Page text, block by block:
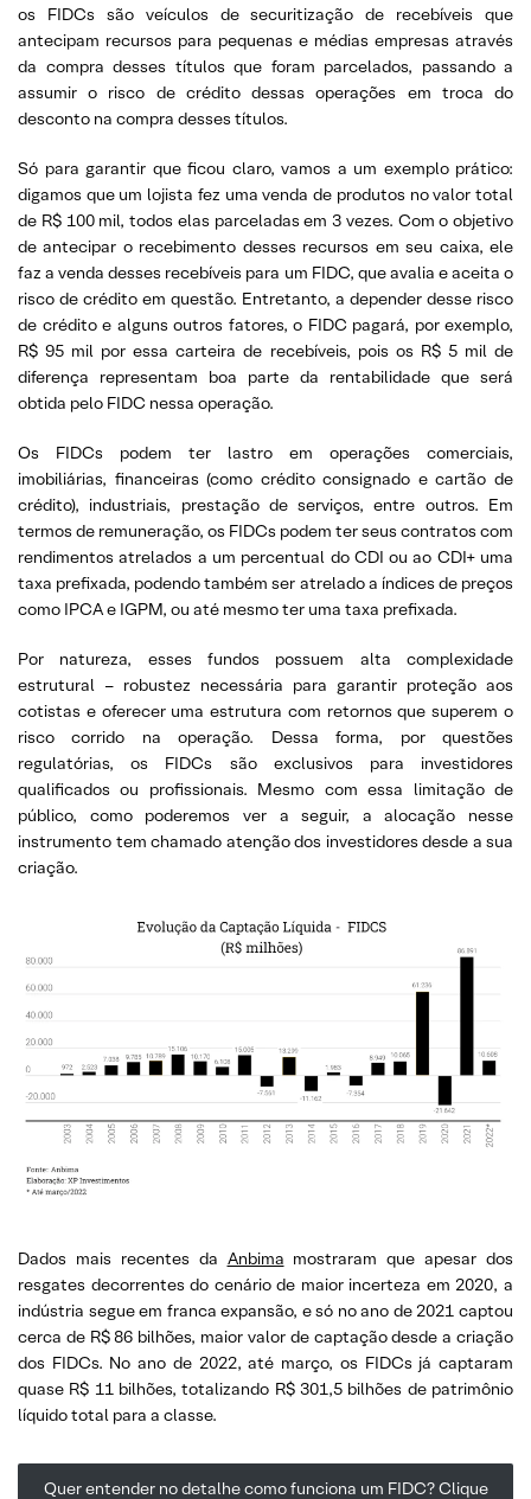
os FIDCs são veículos de securitização de recebíveis que
antecipam recursos para pequenas e médias empresas através
da compra desses títulos que foram parcelados, passando a
assumir o risco de crédito dessas operações em troca do
desconto na compra desses títulos.
Só para garantir que ficou claro, vamos a um exemplo prático:
digamos que um lojista fez uma venda de produtos no valor total
de R$ 100 mil, todos elas parceladas em 3 vezes. Com o objetivo
de antecipar o recebimento desses recursos em seu caixa, ele
faz a venda desses recebíveis para um FIDC, que avalia e aceita o
risco de crédito em questão. Entretanto, a depender desse risco
de crédito e alguns outros fatores, o FIDC pagará, por exemplo,
R$ 95 mil por essa carteira de recebíveis, pois os R$ 5 mil de
diferença representam boa parte da rentabilidade que será
obtida pelo FIDC nessa operação.
Os FIDCs podem ter lastro em operações comerciais,
imobiliárias, financeiras (como crédito consignado e cartão de
crédito), industriais, prestação de serviços, entre outros. Em
termos de remuneração, os FIDCs podem ter seus contratos com
rendimentos atrelados a um percentual do CDI ou ao CDI+ uma
taxa prefixada, podendo também ser atrelado a índices de preços
como IPCA e IGPM, ou até mesmo ter uma taxa prefixada.
Por natureza, esses fundos possuem alta complexidade
estrutural – robustez necessária para garantir proteção aos
cotistas e oferecer uma estrutura com retornos que superem o
risco corrido na operação. Dessa forma, por questões
regulatórias, os FIDCs são exclusivos para investidores
qualificados ou profissionais. Mesmo com essa limitação de
público, como poderemos ver a seguir, a alocação nesse
instrumento tem chamado atenção dos investidores desde a sua
criação.
Dados mais recentes da Anbima mostraram que apesar dos
resgates decorrentes do cenário de maior incerteza em 2020, a
indústria segue em franca expansão, e só no ano de 2021 captou
cerca de R$ 86 bilhões, maior valor de captação desde a criação
dos FIDCs. No ano de 2022, até março, os FIDCs já captaram
quase R$ 11 bilhões, totalizando R$ 301,5 bilhões de patrimônio
líquido total para a classe.
Quer entender no detalhe como funciona um FIDC? Clique